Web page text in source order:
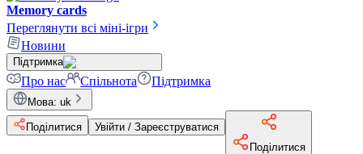
Memory cards
Переглянути всі міні-ігри
Новини
Підтримка
Про нас Спільнота Підтримка
Мова: uk
Поділитися
Увійти / Зареєструватися
Поділитися